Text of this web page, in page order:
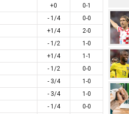
+0
0-1
- 1/4
0-0
+1/4
2-0
- 1/2
1-0
+1/4
1-1
- 1/2
0-0
- 3/4
1-0
- 3/4
1-0
- 1/4
0-0